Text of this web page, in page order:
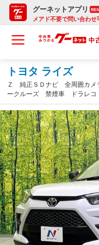
グーネットアプリ
メアド不要で問い合わせ
トヨタ ライズ
Ｚ 純正ＳＤナビ 全周囲カ
ークルーズ 禁煙車 ドラレ
ー ＬＥＤヘッド ビルトイ
ートハイビーム（三重県）